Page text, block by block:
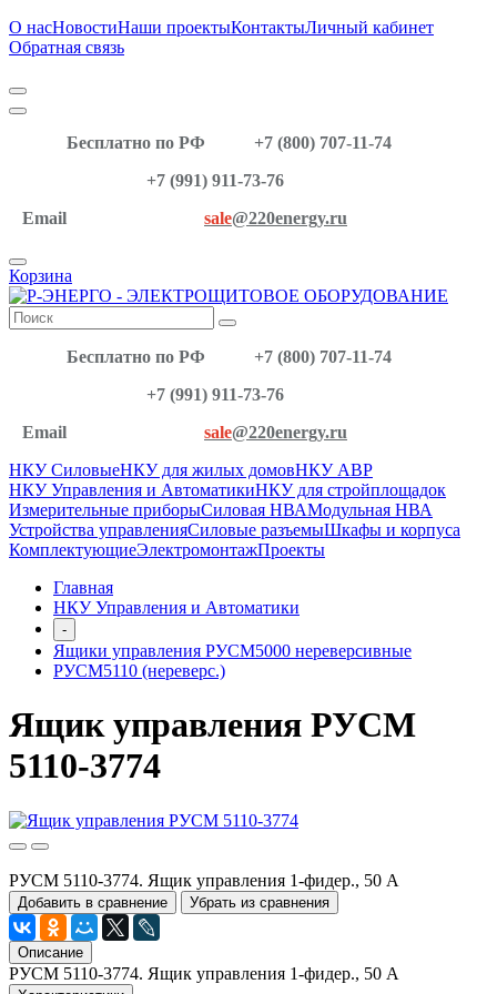
О насНовостиНаши проектыКонтактыЛичный кабинет
Обратная связь
Бесплатно по РФ
+7 (800) 707-11-74
+7 (991) 911-73-76
Email
sale@220energy.ru
Корзина
Бесплатно по РФ
+7 (800) 707-11-74
+7 (991) 911-73-76
Email
sale@220energy.ru
НКУ СиловыеНКУ для жилых домовНКУ АВР
НКУ Управления и АвтоматикиНКУ для стройплощадок
Измерительные приборыСиловая НВАМодульная НВА
Устройства управленияСиловые разъемыШкафы и корпуса
КомплектующиеЭлектромонтажПроекты
Главная
НКУ Управления и Автоматики
-
Ящики управления РУСМ5000 нереверсивные
РУСМ5110 (нереверс.)
Ящик управления РУСМ
5110-3774
РУСМ 5110-3774. Ящик управления 1-фидер., 50 А
Добавить в сравнение Убрать из сравнения
Описание
РУСМ 5110-3774. Ящик управления 1-фидер., 50 А